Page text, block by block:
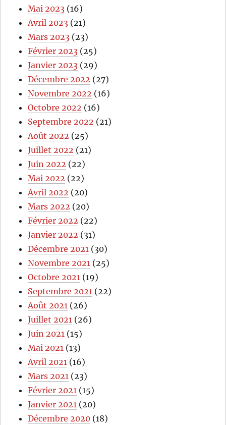
Mai 2023 (16)
Avril 2023 (21)
Mars 2023 (23)
Février 2023 (25)
Janvier 2023 (29)
Décembre 2022 (27)
Novembre 2022 (16)
Octobre 2022 (16)
Septembre 2022 (21)
Août 2022 (25)
Juillet 2022 (21)
Juin 2022 (22)
Mai 2022 (22)
Avril 2022 (20)
Mars 2022 (20)
Février 2022 (22)
Janvier 2022 (31)
Décembre 2021 (30)
Novembre 2021 (25)
Octobre 2021 (19)
Septembre 2021 (22)
Août 2021 (26)
Juillet 2021 (26)
Juin 2021 (15)
Mai 2021 (13)
Avril 2021 (16)
Mars 2021 (23)
Février 2021 (15)
Janvier 2021 (20)
Décembre 2020 (18)